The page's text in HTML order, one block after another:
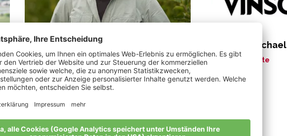
Tapfer Erhart
“Die Natur spricht zu uns und wir müssen ihr
zuhören.“
Meine Geschichte
Perkmann Michael
Meine Geschichte
Alle Bio-Bauern im Überblick